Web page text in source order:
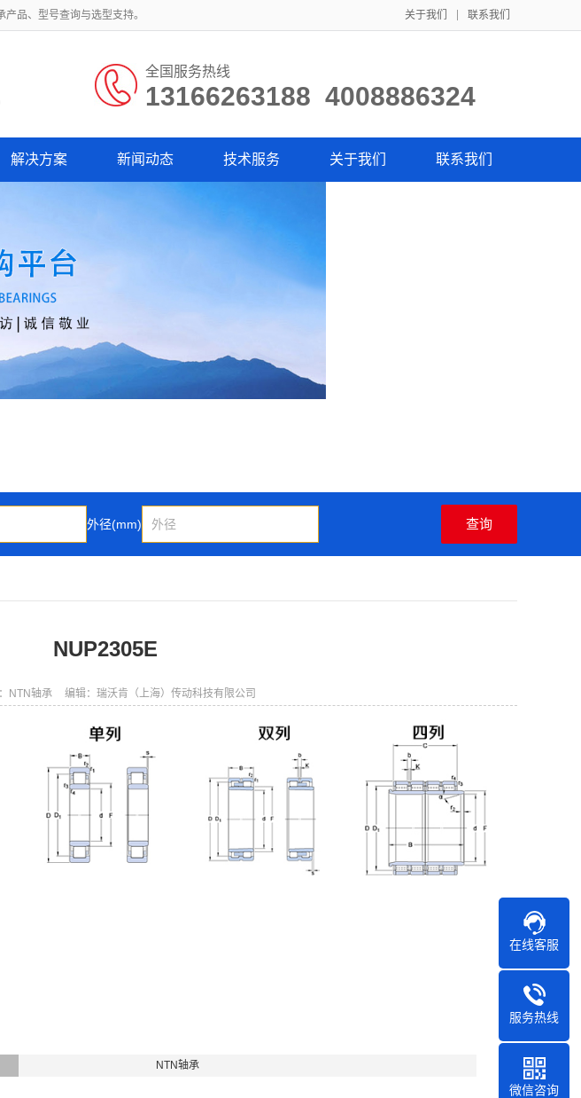
品、型号查询与选型支持。 关于我们 联系我们
全国服务热线
13166263188 4008886324
解决方案 新闻动态 技术服务 关于我们 联系我们
外径(mm)
NUP2305E
NTN轴承 编辑：瑞沃肯（上海）传动科技有限公司
NTN轴承
在线客服
服务热线
微信咨询